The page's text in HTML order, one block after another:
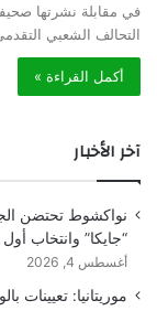
في مقابلة نشرتها صحيفة
التحالف الشعبي
أكمل القراءة »
آخر الأخبار
نواكشوط تحتضن
“جايكا” وانتخاب أول
أغسطس 4, 2026
موريتانيا: تعيينات